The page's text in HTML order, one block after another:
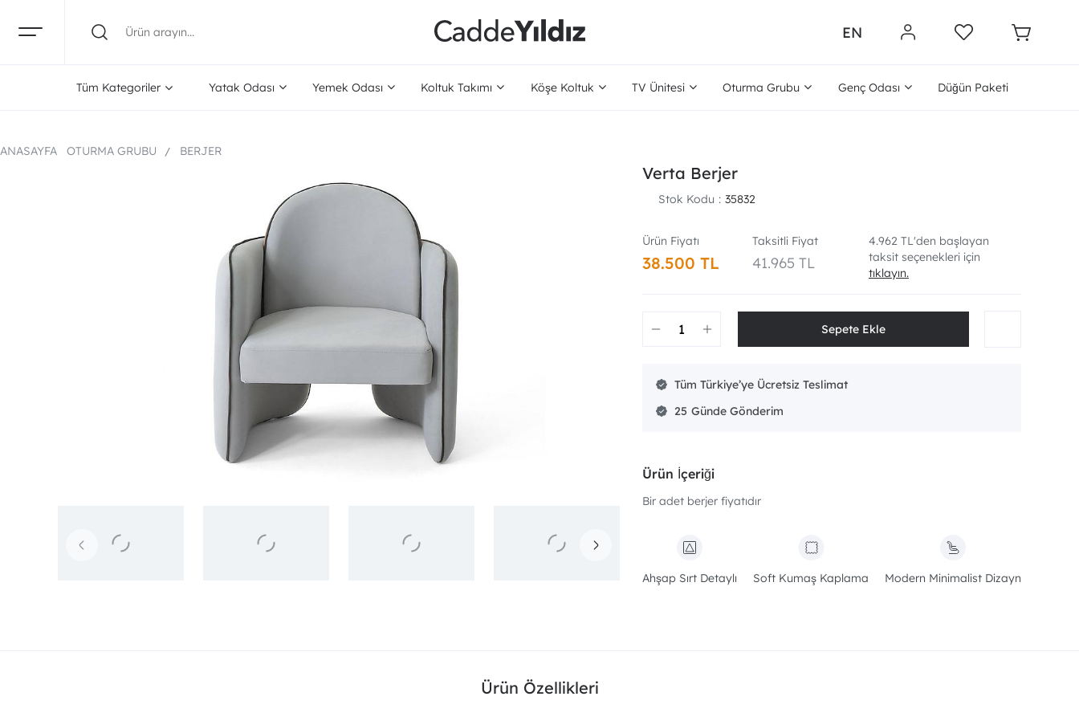
EN
Tüm Kategoriler Yatak Odası Yemek Odası Koltuk Takımı Köşe Koltuk TV Ünitesi Oturma Grubu Genç Odası Düğün Paketi
ANASAYFA OTURMA GRUBU BERJER
Verta Berjer
Stok Kodu 35832
38.500 TL
Taksitli Fiyat
41.965 TL
4.962 TL'den başlayan
taksit seçenekleri için
tıklayın.
25
Tüm Türkiye’ye Ücretsiz Teslimat
Ürün İçeriği
Bir adet berjer fiyatıdır
Ahşap Sırt Detaylı Soft Kumaş Kaplama Modern Minimalist Dizayn
Ürün Özellikleri